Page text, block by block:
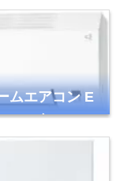
100V
ムエアコン E
2025年モデル